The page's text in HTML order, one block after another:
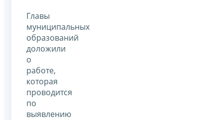
Главы
муниципальных
образований
доложили
о
работе,
которая
проводится
по
выявлению